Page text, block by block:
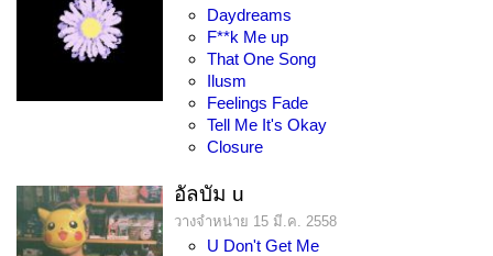
Daydreams
F**k Me up
That One Song
Ilusm
Feelings Fade
Tell Me It's Okay
Closure
อัลบัม u
วางจำหน่าย 15 มี.ค. 2558
U Don't Get Me